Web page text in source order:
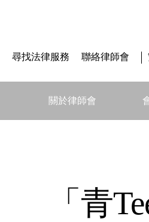
尋找法律服務 聯絡律師會
關於律師會
「青